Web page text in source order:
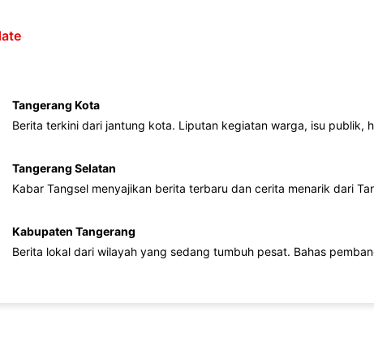
Tangerang Kota
Berita terkini dari jantung kota. Liputan kegiatan warga, isu publik,
Tangerang Selatan
Kabar Tangsel menyajikan berita terbaru dan cerita menarik dari
Kabupaten Tangerang
Berita lokal dari wilayah yang sedang tumbuh pesat. Bahas